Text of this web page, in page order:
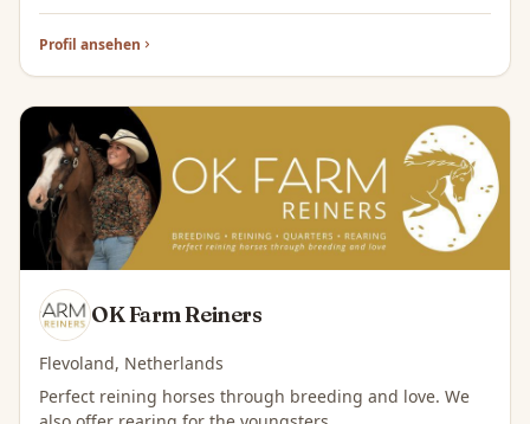
Profil ansehen
OK Farm Reiners
Flevoland, Netherlands
Perfect reining horses through breeding and love. We